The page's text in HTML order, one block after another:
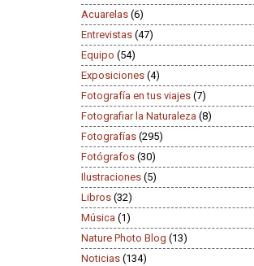
Acuarelas (6)
Entrevistas (47)
Equipo (54)
Exposiciones (4)
Fotografía en tus viajes (7)
Fotografiar la Naturaleza (8)
Fotografías (295)
Fotógrafos (30)
Ilustraciones (5)
Libros (32)
Música (1)
Nature Photo Blog (13)
Noticias (134)